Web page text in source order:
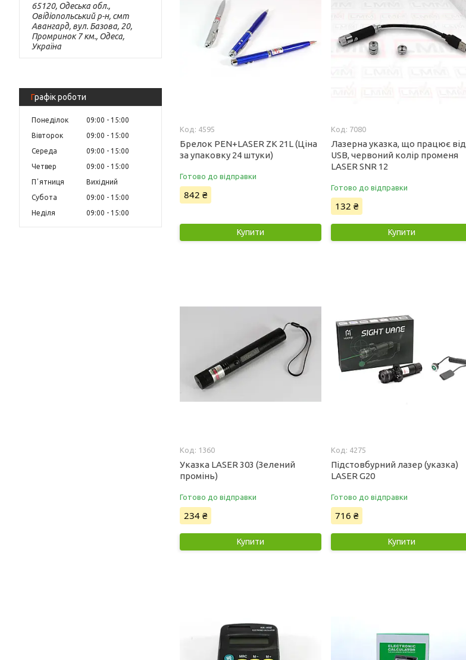
65120, Одеська обл.,
Овідіопольський р-н, смт
Авангард, вул. Базова, 20,
Промринок 7 км., Одеса,
Україна
Графік роботи
Понеділок 09:00
15:00
Вівторок
09:00
15:00
Середа
09:00
15:00
Четвер
09:00
15:00
Пʼятниця
Вихідний
Субота
09:00
15:00
Неділя
09:00 15:00
4595
Брелок PEN+LASER ZK 21L (Ціна
за упаковку 24 штуки)
Готово до відправки
842 ₴
Купити
7080
Лазерна указка, що працює від
USB, червоний колір променя
LASER SNR 12
Готово до відправки
132 ₴
Купити
1360
Указка LASER 303 (Зелений
промінь)
Готово до відправки
234 ₴
Купити
4275
Підстовбурний лазер (указка)
LASER G20
Готово до відправки
716 ₴
Купити